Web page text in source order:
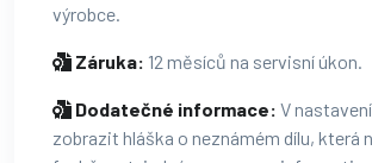
výrobce.
Záruka: 12 měsíců na servisní úkon.
Dodatečné informace: V
zobrazit hláška o neznámém dílu, která